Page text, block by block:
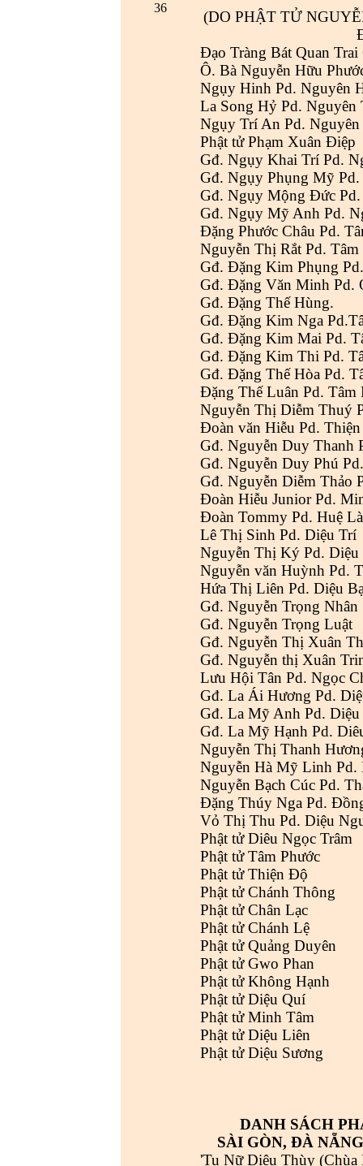
36
(DO PHẬT TỬ
Đạo Tràng Bát Quan
Ô. Bà Nguyễn Hữu
Ngụy Hinh Pd. Nguyên
La Song Hỷ Pd. Nguyên
Ngụy Trí An Pd.
Phật tử Phạm Xuân Điệp
Gđ. Ngụy Khai Trí Pd.
Gđ. Ngụy Phụng Mỹ Pd.
Gđ. Ngụy Mộng Đức
Gđ. Ngụy Mỹ Anh Pd.
Đặng Phước Châu Pd.
Nguyễn Thị Rắt Pd. Tâm
Gđ. Đặng Kim Phụng
Gđ. Đặng Văn Minh Pd.
Gđ. Đặng Thế Hùng.
Gđ. Đặng Kim Nga
Gđ. Đặng Kim Mai Pd.
Gđ. Đặng Kim Thi Pd.
Gđ. Đặng Thế Hòa Pd.
Đặng Thế Luân Pd. Tâm
Nguyễn Thị Diễm Thuý
Đoàn văn Hiễu Pd. Thiện
Gđ. Nguyễn Duy Thanh
Gđ. Nguyễn Duy Phú
Gđ. Nguyễn Diễm Thảo
Đoàn Hiễu Junior Pd.
Đoàn Tommy Pd. Huệ
Lê Thị Sinh Pd. Diệu Trí
Nguyễn Thị Ký Pd. Diệu
Nguyễn văn Huỳnh Pd.
Hứa Thị Liên Pd. Diệu
Gđ. Nguyễn Trọng Nhân
Gđ. Nguyễn Trọng Luật
Gđ. Nguyễn Thị Xuân
Gđ. Nguyễn thị Xuân
Lưu Hội Tân Pd. Ngọc
Gđ. La Ái Hương Pd.
Gđ. La Mỹ Anh Pd. Diệu
Gđ. La Mỹ Hạnh Pd.
Nguyễn Thị Thanh
Nguyễn Hà Mỹ Linh Pd.
Nguyễn Bạch Cúc Pd.
Đặng Thúy Nga Pd.
Vỏ Thị Thu Pd. Diệu
Phật tử Diêu Ngọc Trâm
Phật tử Tâm Phước
Phật tử Thiện Độ
Phật tử Chánh Thông
Phật tử Chân Lạc
Phật tử Chánh Lệ
Phật tử Quảng Duyên
Phật tử Gwo Phan
Phật tử Không Hạnh
Phật tử Diệu Quí
Phật tử Minh Tâm
Phật tử Diệu Liên
Phật tử Diệu Sương
DANH SÁCH
SÀI GÒN, ĐÀ
'Tu Nữ Diệu Thùy